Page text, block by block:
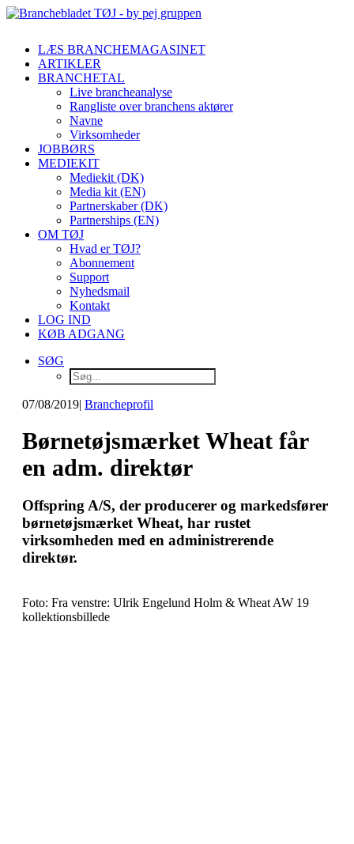
LÆS BRANCHEMAGASINET
ARTIKLER
BRANCHETAL
Live brancheanalyse
Rangliste over branchens aktører
Navne
Virksomheder
JOBBØRS
MEDIEKIT
Mediekit (DK)
Media kit (EN)
Partnerskaber (DK)
Partnerships (EN)
OM TØJ
Hvad er TØJ?
Abonnement
Support
Nyhedsmail
Kontakt
LOG IND
KØB ADGANG
SØG
07/08/2019| Brancheprofil
Børnetøjsmærket Wheat får
en adm. direktør
Offspring A/S, der producerer og markedsfører
børnetøjsmærket Wheat, har rustet
virksomheden med en administrerende
direktør.
Foto: Fra venstre: Ulrik Engelund Holm & Wheat AW 19
kollektionsbillede